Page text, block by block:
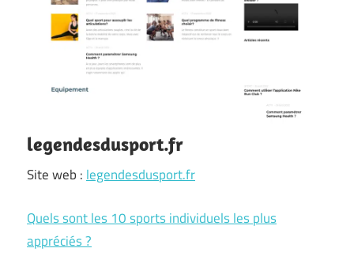
legendesdusport.fr
Site web : legendesdusport.fr
Quels sont les 10 sports individuels les plus
appréciés ?